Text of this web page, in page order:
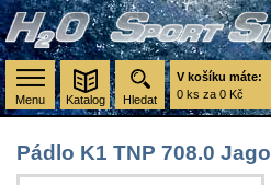
Menu
V košíku máte:
0 ks za 0 Kč
Hledat
Pádlo K1 TNP 708.0 Jago
Katalog